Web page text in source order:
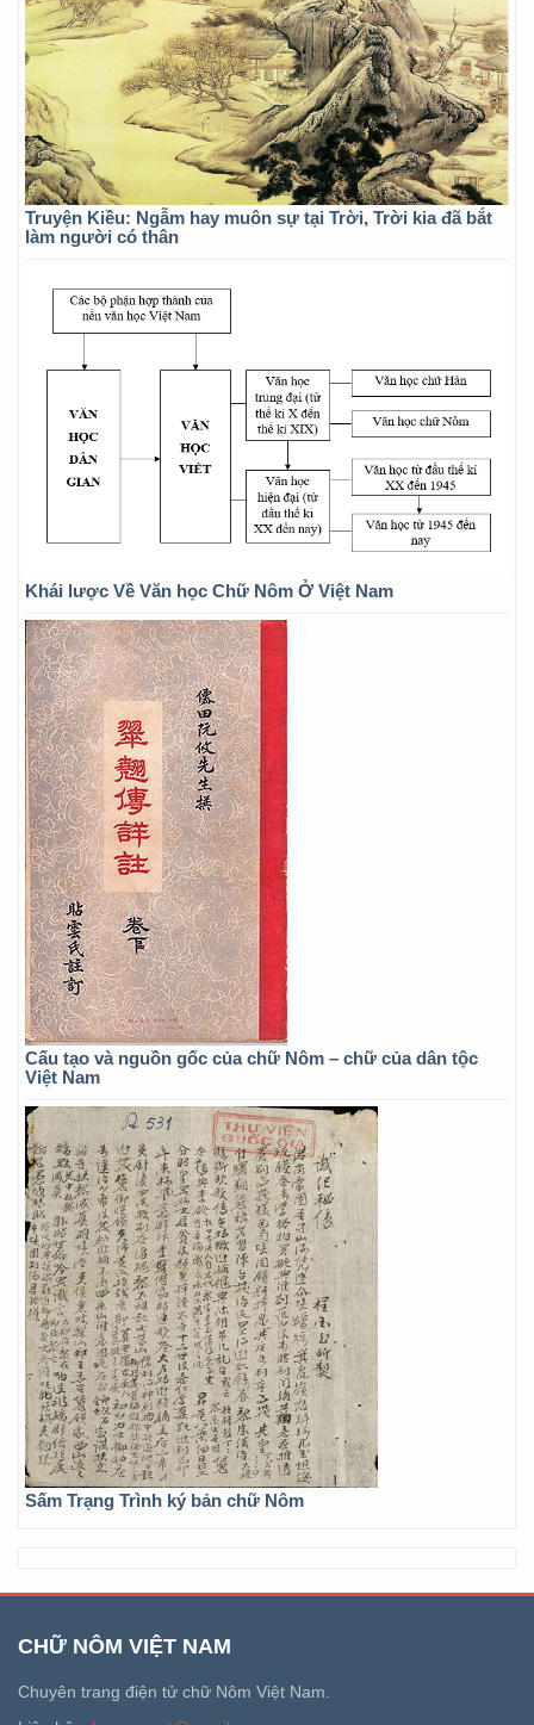
Truyện Kiều: Ngẫm hay muôn sự tại Trời, Trời kia đã bắt
làm người có thân
Khái lược Về Văn học Chữ Nôm Ở Việt Nam
Cấu tạo và nguồn gốc của chữ Nôm – chữ của dân tộc
Việt Nam
Sấm Trạng Trình ký bản chữ Nôm
CHỮ NÔM VIỆT NAM
Chuyên trang điện tử chữ Nôm Việt Nam.